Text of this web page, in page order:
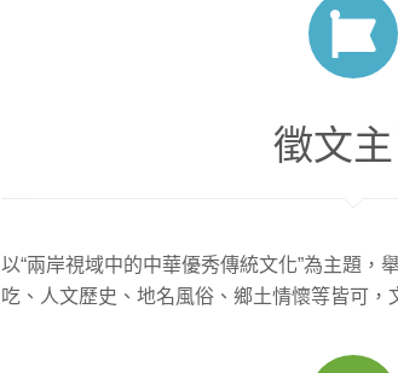
徵文
以“兩岸視域中的中華優秀傳統文化”為主題，
吃、人文歷史、地名風俗、鄉土情懷等皆可，